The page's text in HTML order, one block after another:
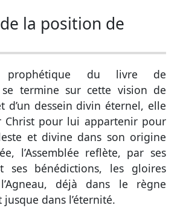
la position de
du livre de
se termine sur cette vision de
d’un dessein divin éternel, elle
Christ pour lui appartenir pour
et divine dans son origine
l’Assemblée reflète, par ses
ses bénédictions, les gloires
déjà dans le règne
dans l’éternité.